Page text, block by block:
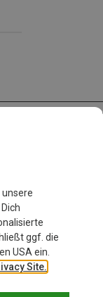
unsere
ggf. die
USA ein.
Site.